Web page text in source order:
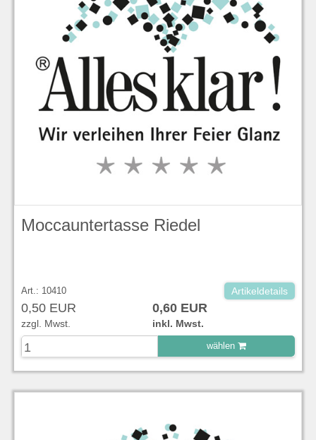
Moccauntertasse Riedel
Art.: 10410 Artikeldetails
0,50 EUR 0,60 EUR
zzgl. Mwst. inkl. Mwst.
wählen
zu Warenkorb hinzugefügt.